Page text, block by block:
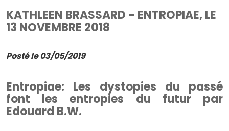
KATHLEEN BRASSARD - ENTROPIAE, LE
13 NOVEMBRE 2018
Posté le 03/05/2019
Entropiae: Les dystopies du passé
font les entropies du futur par
Edouard B.W.